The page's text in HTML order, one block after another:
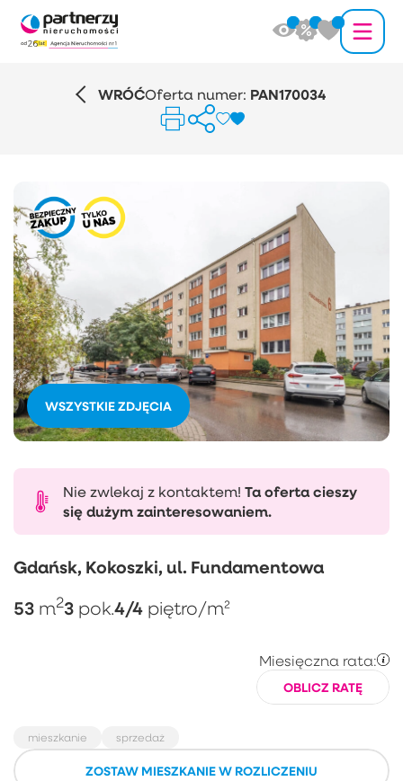
WRÓĆOferta numer: PAN170034
WSZYSTKIE ZDJĘCIA
Nie zwlekaj z kontaktem! Ta oferta cieszy
się dużym zainteresowaniem.
Gdańsk, Kokoszki, ul. Fundamentowa
53 m23 pok.4/4 piętro/m²
Miesięczna rata:
OBLICZ RATĘ
mieszkanie sprzedaż
ZOSTAW MIESZKANIE W ROZLICZENIU